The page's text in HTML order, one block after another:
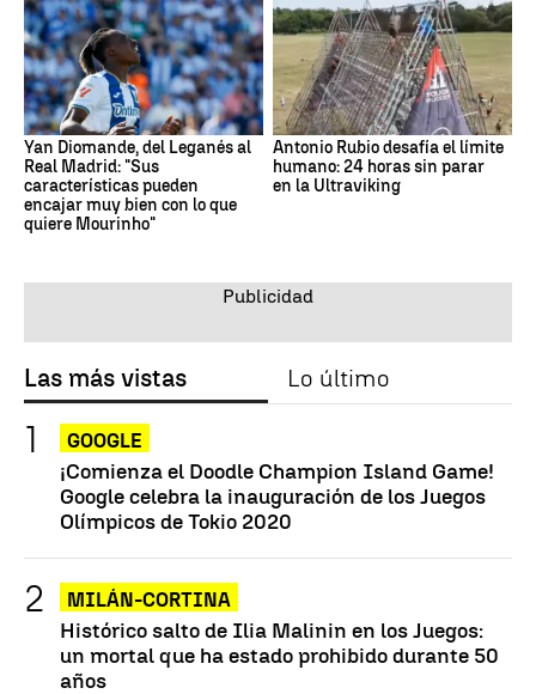
Yan Diomande, del Leganés al
Real Madrid: "Sus
características pueden
encajar muy bien con lo que
quiere Mourinho"
Antonio Rubio desafía el límite
humano: 24 horas sin parar
en la Ultraviking
Las más vistas Lo último
GOOGLE
¡Comienza el Doodle Champion Island Game!
Google celebra la inauguración de los Juegos
Olímpicos de Tokio 2020
MILÁN-CORTINA
Histórico salto de Ilia Malinin en los Juegos:
un mortal que ha estado prohibido durante 50
años